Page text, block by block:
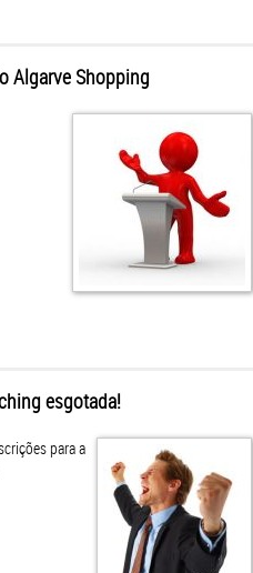
Algarve Shopping
esgotada!
para a